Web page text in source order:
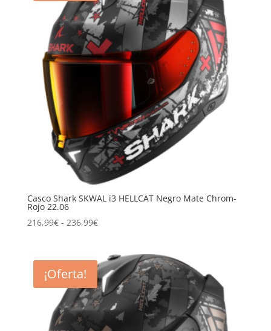
Casco Shark SKWAL i3 HELLCAT Negro Mate Chrom-
Rojo 22.06
216,99€ - 236,99€Rango
desde
216,99€
hasta
236,99€
¡Oferta!